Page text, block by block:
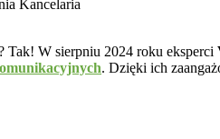
Tak! W sierpniu 2024 roku eksperci
. Dzięki ich